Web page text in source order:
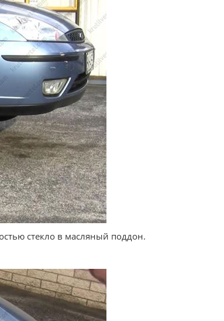
стекло в масляный поддон.